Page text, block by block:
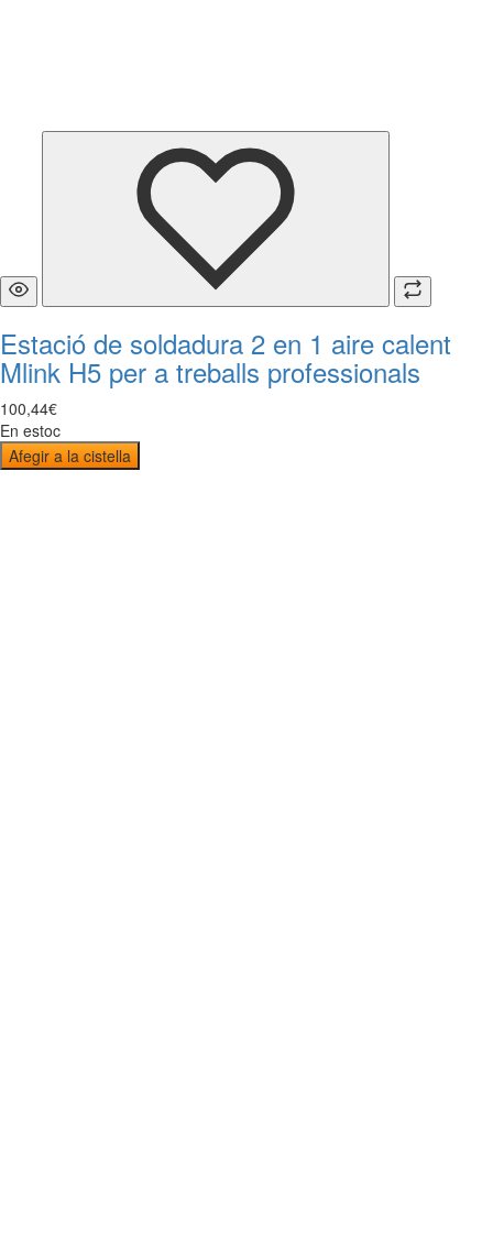
Estació de soldadura 2 en 1 aire calent
Mlink H5 per a treballs professionals
100,44€
En estoc
Afegir a la cistella